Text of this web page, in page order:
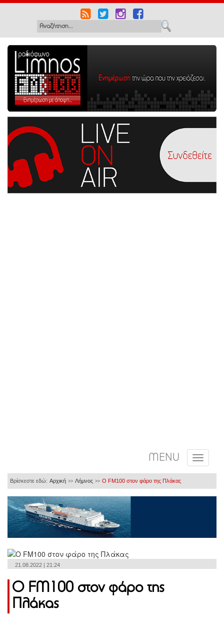
MENU
Βρίσκεστε εδώ: Αρχική >> Λήμνος >> Ο FM100 στον φάρο της Πλάκας
21.08.2022 | 21:24
Ο FM100 στον φάρο της
Πλάκας